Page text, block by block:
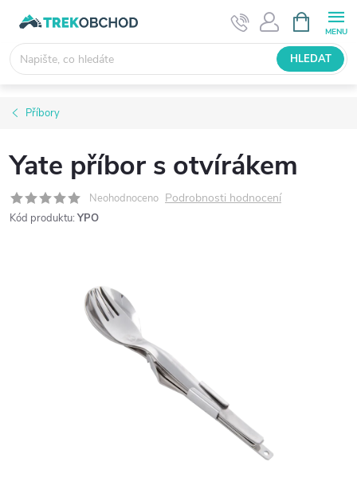
obsah
NÁKUPNÍ
KOŠÍK
HLEDAT
Příbory
Yate příbor s otvírákem
Neohodnoceno Podrobnosti hodnocení
Kód produktu: YPO